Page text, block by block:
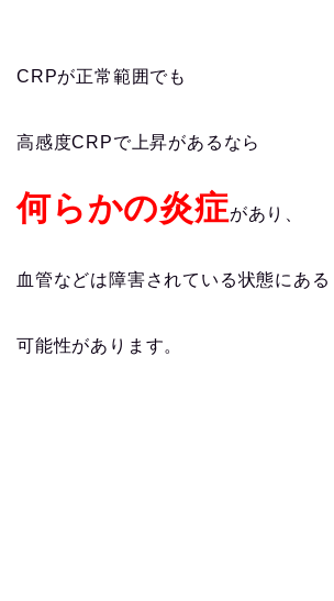
CRPが正常範囲でも
高感度CRPで上昇があるなら
何らかの炎症があり、
血管などは障害されている状態にある
可能性があります。